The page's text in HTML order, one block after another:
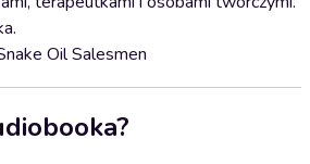
Oil Salesmen